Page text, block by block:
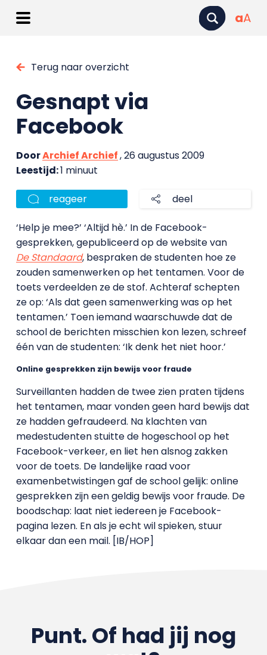
aA
Terug naar overzicht
Gesnapt via
Facebook
DoorArchief Archief, 26 augustus 2009
Leestijd:1 minuut
reageer deel
‘Help je mee?’ ‘Altijd hè.’ In de Facebook-
gesprekken, gepubliceerd op de website van
De Standaard, bespraken de studenten hoe ze
zouden samenwerken op het tentamen. Voor de
toets verdeelden ze de stof. Achteraf schepten
ze op: ‘Als dat geen samenwerking was op het
tentamen.’ Toen iemand waarschuwde dat de
school de berichten misschien kon lezen, schreef
één van de studenten: ‘Ik denk het niet hoor.’
Online gesprekken zijn bewijs voor fraude
Surveillanten hadden de twee zien praten tijdens
het tentamen, maar vonden geen hard bewijs dat
ze hadden gefraudeerd. Na klachten van
medestudenten stuitte de hogeschool op het
Facebook-verkeer, en liet hen alsnog zakken
voor de toets. De landelijke raad voor
examenbetwistingen gaf de school gelijk: online
gesprekken zijn een geldig bewijs voor fraude. De
boodschap: laat niet iedereen je Facebook-
pagina lezen. En als je echt wil spieken, stuur
elkaar dan een mail. [IB/HOP]
Punt. Of had jij nog